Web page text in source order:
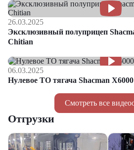
Смотреть все
26.03.2025
Эксклюзивный полуприцеп
Chitian
06.03.2025
Нулевое ТО тягача Shacman
Отгрузки